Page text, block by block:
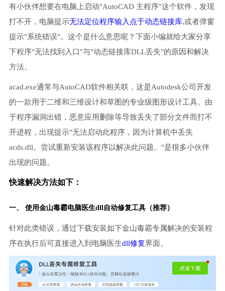
有小伙伴想要在电脑上启动"AutoCAD 主程序"这个软件，发现
打不开，电脑提示无法定位程序输入点于动态链接库,或者弹窗
提示"系统错误"。这个是什么意思呢？下面小编就给大家分享
下程序"无法找到入口"与"动态链接库DLL丢失"的原因和解决
方法。
acad.exe通常与AutoCAD软件相关联，这是Autodesk公司开发
的一款用于二维和三维设计和草图的专业级图形设计工具。由
于程序漏洞出错，恶意应用删除等导致丢失了部分文件而打不
开进程，出现提示"无法启动此程序，因为计算机中丢失
acds.dll。尝试重新安装该程序以解决此问题。"是很多小伙伴
出现的问题。
快速解决方法如下：
一、 使用金山毒霸电脑医生dll自动修复工具（推荐）
针对此类错误，通过下载安装如下金山毒霸专属解决的安装程
序在执行后可直接进入到电脑医生dll修复界面。